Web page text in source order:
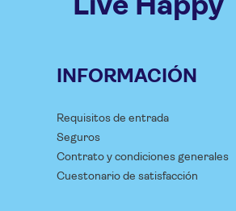
INFORMACIÓN
Requisitos de entrada
Seguros
Contrato y condiciones generales
Cuestonario de satisfacción